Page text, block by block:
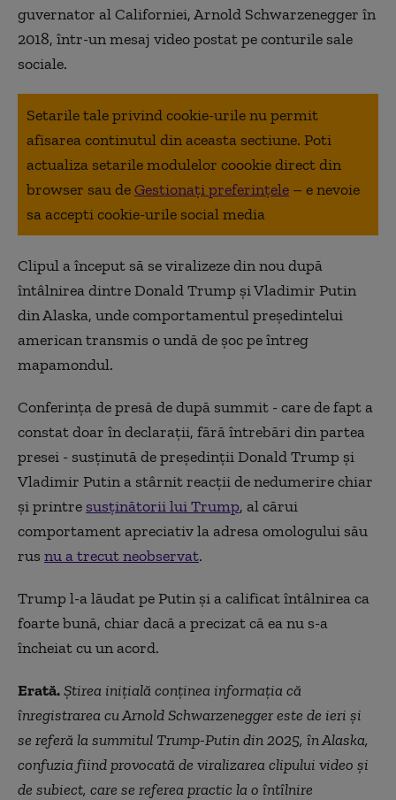
guvernator al Californiei, Arnold Schwarzenegger în
2018, într-un mesaj video postat pe conturile sale
sociale.
Setarile tale privind cookie-urile nu permit
afisarea continutul din aceasta sectiune. Poti
actualiza setarile modulelor coookie direct din
browser sau deGestionați preferințele – e nevoie
sa accepti cookie-urile social media
Clipul a început să se viralizeze din nou după
întâlnirea dintre Donald Trump și Vladimir Putin
din Alaska, unde comportamentul președintelui
american transmis o undă de șoc pe întreg
mapamondul.
Conferința de presă de după summit - care de fapt a
constat doar în declarații, fără întrebări din partea
presei - susținută de președinții Donald Trump și
Vladimir Putin a stârnit reacții de nedumerire chiar
și printre susținătorii lui Trump, al cărui
comportament apreciativ la adresa omologului său
rus nu a trecut neobservat.
Trump l-a lăudat pe Putin și a calificat întâlnirea ca
foarte bună, chiar dacă a precizat că ea nu s-a
încheiat cu un acord.
Erată.Știrea inițială conținea informația că
înregistrarea cu Arnold Schwarzenegger este de ieri și
se referă la summitul Trump-Putin din 2025, în Alaska,
confuzia fiind provocată de viralizarea clipului video și
de subiect, care se referea practic la o întîlnire